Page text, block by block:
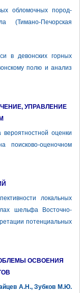
обломочных пород-
(Тимано-Печорская
в девонских горных
полю и анализ
УПРАВЛЕНИЕ
оценки
поисково-оценочном
локальных
шельфа Восточно-
потенциальных
ОСВОЕНИЯ
А.Н., Зубков М.Ю.